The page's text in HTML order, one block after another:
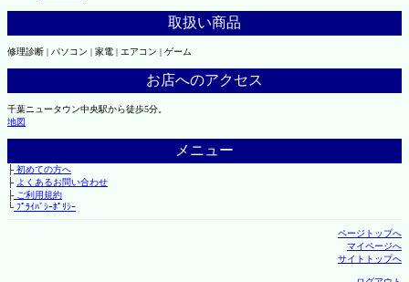
取扱い商品
修理診断 | パソコン | 家電 | エアコン | ゲーム
お店へのアクセス
千葉ニュータウン中央駅から徒歩5分。
地図
メニュー
├初めての方へ
├ よくあるお問い合わせ
├ご利用規約
└ﾌﾟﾗｲﾊﾞｼｰﾎﾟﾘｼｰ
ページトップへ
マイページへ
サイトトップへ